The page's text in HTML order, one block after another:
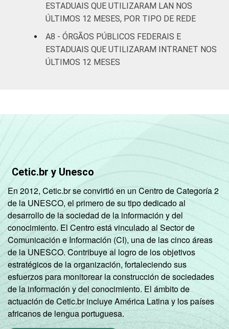
ESTADUAIS QUE UTILIZARAM LAN NOS
ÚLTIMOS 12 MESES, POR TIPO DE REDE
A8 - ÓRGÃOS PÚBLICOS FEDERAIS E
ESTADUAIS QUE UTILIZARAM INTRANET NOS
ÚLTIMOS 12 MESES
Cetic.br y Unesco
En 2012, Cetic.br se convirtió en un Centro de Categoría 2
de la UNESCO, el primero de su tipo dedicado al
desarrollo de la sociedad de la información y del
conocimiento. El Centro está vinculado al Sector de
Comunicación e Información (CI), una de las cinco áreas
de la UNESCO. Contribuye al logro de los objetivos
estratégicos de la organización, fortaleciendo sus
esfuerzos para monitorear la construcción de sociedades
de la información y del conocimiento. El ámbito de
actuación de Cetic.br incluye América Latina y los países
africanos de lengua portuguesa.